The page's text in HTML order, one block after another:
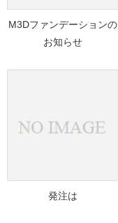
M3Dファンデーションの
お知らせ
発注は